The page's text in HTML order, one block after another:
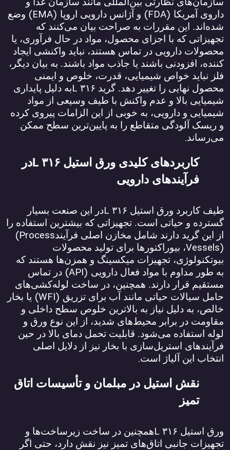
داروی آمریکا (FDA) و آژانس دارویی اروپا (EMA) وضع
شده‌اند. این مقررات به صراحت بیان می‌کنند که
تجهیزاتی که با اجزای محصول، مواد در حال فرآوری، یا
محصولات دارویی در تماس هستند، نباید واکنشی ایجاد
کننده، افزودنی باشند یا جاذب مواد باشند. به بیان دیگر،
فلز نباید خواص شیمیایی، قدرت، خلوص و ایمنی
محصول نهایی را تغییر دهد. گرید ۳۱۶ Lبه دلیل پایداری
شیمیایی بالا و عدم واکنش با طیف وسیعی از مواد
شیمیایی و دارویی، به خوبی از این الزامات پیروی کرده
و ریسک آلودگی متقاطع را به پایین‌ترین سطح ممکن
می‌رساند.
کاربردهای کلیدی ورق استیل ۳۱۶ Lدر
فرآیندهای دارویی
طیف کاربرد ورق استیل ۳۱۶ Lدر این صنعت بسیار
گسترده و حیاتی است. تجهیزاتی که بیشترین استفاده را
از این گرید دارند شامل مخازن اصلی فرآیند(Process
Vessels)، بیوراکتورها برای تولید محصولات
بیوتکنولوژی، تجهیزات میکسینگ و همزن‌ها هستند که
به طور مداوم با مواد فعال دارویی (API) در تماس
مستقیم قرار دارند. همچنین، در ساخت لوله‌کشی‌های
حامل سیالات حیاتی مانند آب برای تزریق (WFI) یا بخار
خالص، به دلیل نیاز به بالاترین خلوص سطح داخلی و
مقاومت در برابر محیط‌های شدید، از این نوع ورق و
لوله استفاده می‌شود. قابلیت تحمل دمای بالا در حین
فرآیندهای استریل‌سازی با بخار نیز از دلایل اصلی
انتخاب این آلیاژ است.
نقش استیل در مبلمان و تأسیسات اتاق
تمیز
ورق استیل ۳۱۶ Lهمچنین در ساخت زیرساخت‌ها و
تجهیزات جانبی اتاق‌های تمیز نیز نقش دارد، حتی اگر